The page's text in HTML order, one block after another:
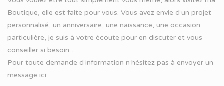
Boutique, elle est faite pour vous. Vous avez envie d’un projet
personnalisé, un anniversaire, une naissance, une occasion
particulière, je suis à votre écoute pour en discuter et vous
conseiller si besoin…
Pour toute demande d’information n’hésitez pas à envoyer un
message ici